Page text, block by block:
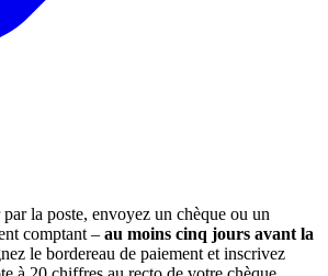
la poste, envoyez un chèque ou un
comptant – au moins cinq jours avant la
le bordereau de paiement et inscrivez